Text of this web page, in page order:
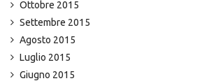
Ottobre 2015
Settembre 2015
Agosto 2015
Luglio 2015
Giugno 2015